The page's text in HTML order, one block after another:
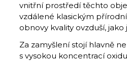
vnitřní prostředí těchto
vzdálené klasickým
obnovy kvality ovzduší,
Za zamyšlení stojí hlavně
s vysokou koncentrací